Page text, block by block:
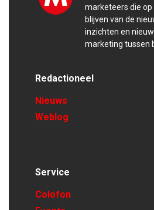
marketeers die
blijven van de
inzichten en
marketing tussen
Redactioneel
Nieuws
Weblog
Service
Colofon